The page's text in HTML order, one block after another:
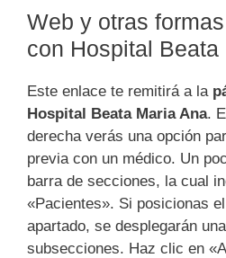
Web y otras
con Hospital Beata
Este enlace te remitirá a la
Hospital Beata Maria Ana.
derecha verás una opción
previa con un médico. Un
barra de secciones, la cual
«Pacientes». Si posicionas
apartado, se desplegarán
subsecciones. Haz clic en